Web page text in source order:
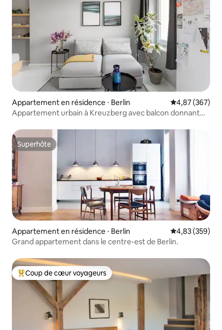
Appartement en résidence ⋅ Berlin Évaluation
4,87 (367)
Appartement urbain à Kreuzberg avec balcon donnant
Superhôte
Superhôte
Appartement en résidence ⋅ Berlin Évaluation
4,83 (359)
Grand appartement dans le centre-est de Berlin.
Coups de cœur voyageurs les plus appréciés
Coup de cœur voyageurs